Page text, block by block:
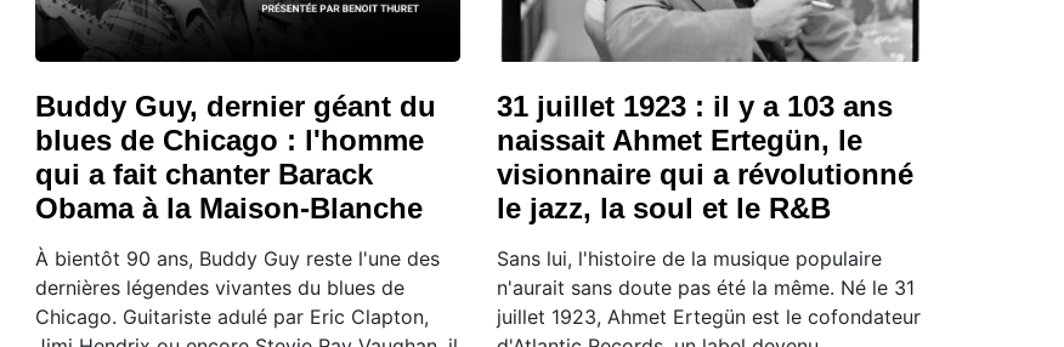
Buddy Guy, dernier géant du
blues de Chicago : l'homme
qui a fait chanter Barack
Obama à la Maison-Blanche
À bientôt 90 ans, Buddy Guy reste l'une des
dernières légendes vivantes du blues de
Chicago. Guitariste adulé par Eric Clapton,
31 juillet 1923 : il y a 103 ans
naissait Ahmet Ertegün, le
visionnaire qui a révolutionné
le jazz, la soul et le R&B
Sans lui, l'histoire de la musique populaire
n'aurait sans doute pas été la même. Né le 31
juillet 1923, Ahmet Ertegün est le cofondateur